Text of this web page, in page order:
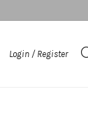
Login / Register